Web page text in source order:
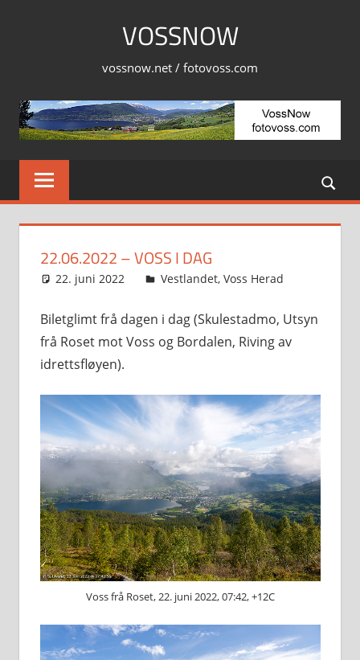
VOSSNOW
vossnow.net / fotovoss.com
22.06.2022 – VOSS I DAG
22. juni 2022 Svein
Vestlandet, Voss Herad
Biletglimt frå dagen i dag (Skulestadmo, Utsyn
frå Roset mot Voss og Bordalen, Riving av
idrettsfløyen).
Voss frå Roset, 22. juni 2022, 07:42, +12C